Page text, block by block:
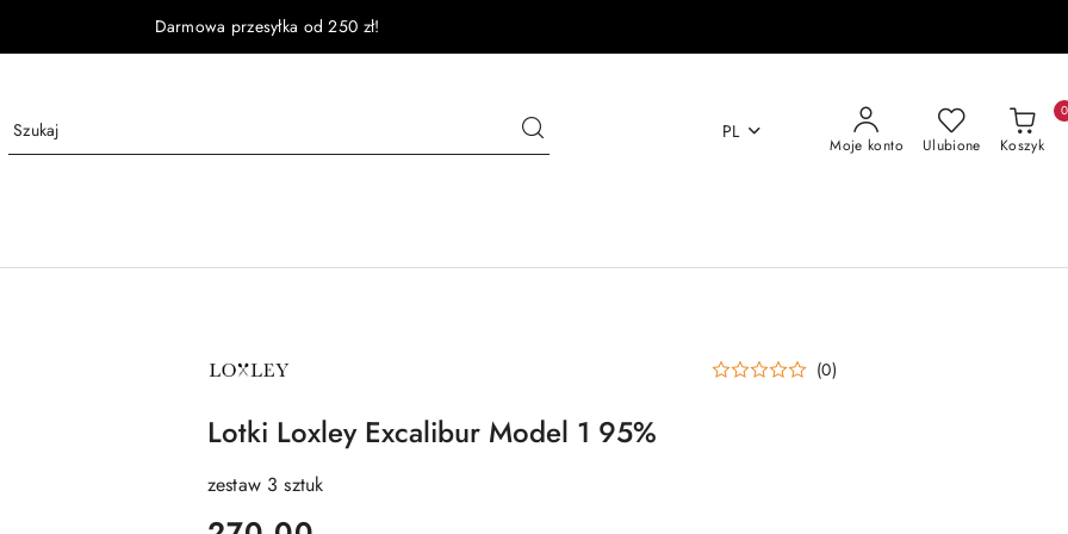
Darmowa przesyłka od 250 zł!
PL
Moje konto Ulubione Koszyk
0
PRODUCENTA: (0)
Lotki Loxley Excalibur Model 1 95%
zestaw 3 sztuk